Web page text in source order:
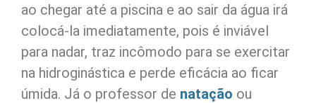
ao chegar até a piscina e ao sair da água irá
colocá-la imediatamente, pois é inviável
para nadar, traz incômodo para se exercitar
na hidroginástica e perde eficácia ao ficar
úmida. Já o professor de natação ou